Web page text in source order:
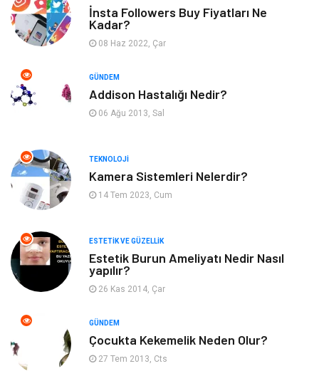
Cilt ve Deri Hastalıkları
Organizasyon Hastalıklar
Kadın Hastalıkları Alternatif Tıp
Güzellik
Beslenme
Psikolojik Hastalıklar
Kanser
İnsta Followers Buy Fiyatları Ne
Kadar?
08 Haz 2022, Çar
GÜNDEM
Addison Hastalığı Nedir?
06 Ağu 2013, Sal
TEKNOLOJI
Kamera Sistemleri Nelerdir?
14 Tem 2023, Cum
ESTETIK VE GÜZELLIK
Estetik Burun Ameliyatı Nedir Nasıl
yapılır?
26 Kas 2014, Çar
GÜNDEM
Çocukta Kekemelik Neden Olur?
27 Tem 2013, Cts